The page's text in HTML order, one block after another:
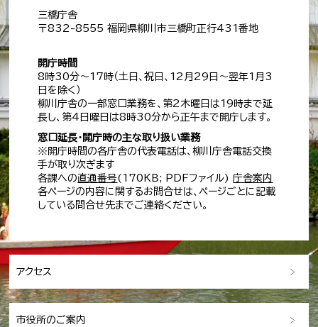
三橋庁舎
〒832-8555 福岡県柳川市三橋町正行431番地
開庁時間
8時30分～17時（土日、祝日、12月29日～翌年1月3
日を除く）
柳川庁舎の一部窓口業務を、第2木曜日は19時まで延
長し、第4日曜日は8時30分から正午まで開庁します。
窓口延長・開庁時の主な取り扱い業務
※開庁時間の各庁舎の代表電話は、柳川庁舎電話交換
手が取り次ぎます
各課への直通番号(170KB; PDFファイル)庁舎案内
各ページの内容に関するお問合せは、ページごとに記載
している問合せ先までご連絡ください。
アクセス
市役所のご案内